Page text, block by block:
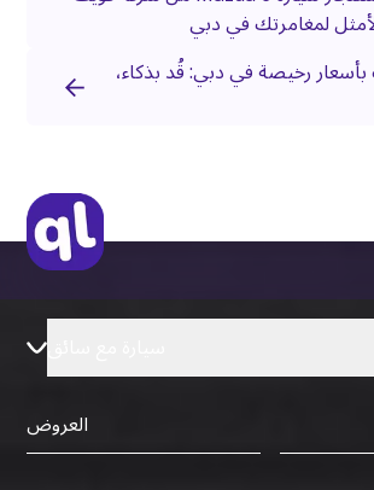
لمغامرتك في دبي
بأسعار رخيصة في دبي: قُد بذكاء،
العروض